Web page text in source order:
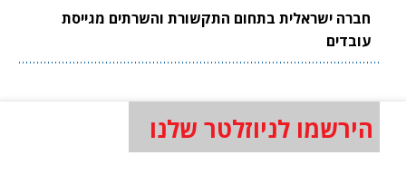
חברה ישראלית בתחום התקשורת והשרתים מגייסת
עובדים
הירשמו לניוזלטר שלנו